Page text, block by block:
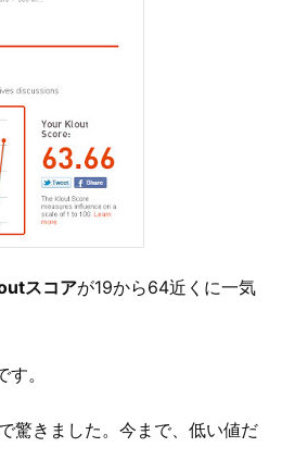
スコアが19から64近くに一気
す。
驚きました。今まで、低い値だ